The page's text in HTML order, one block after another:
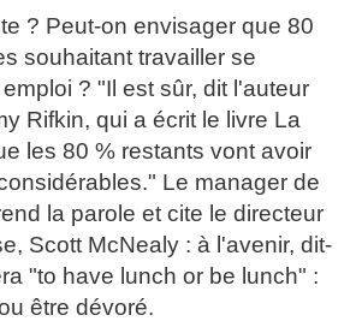
? Peut-on envisager que 80
souhaitant travailler se
? "Il est sûr, dit l'auteur
Rifkin, qui a écrit le livre La
les 80 % restants vont avoir
Le manager de
la parole et cite le directeur
Scott McNealy : à l'avenir, dit-
"to have lunch or be lunch" :
être dévoré.